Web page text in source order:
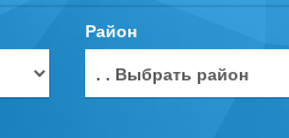
Район
. . Выбрать район